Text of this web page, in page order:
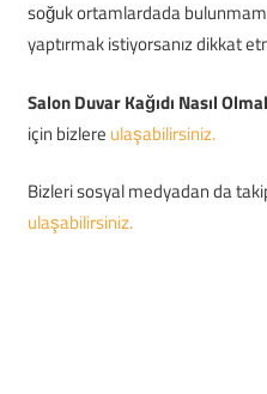
soğuk ortamlardada
yaptırmak istiyorsanız dikkat
Salon Duvar Kağıdı Nasıl
için bizlere ulaşabilirsiniz.
Bizleri sosyal medyadan da
ulaşabilirsiniz.